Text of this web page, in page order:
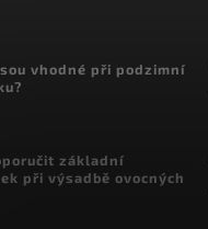
vhodné při podzimní
základní
při výsadbě ovocných